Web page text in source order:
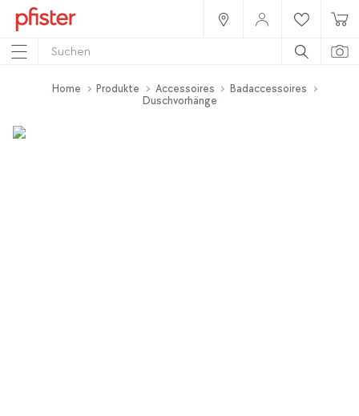
Home Produkte Accessoires
Badaccessoires
Duschvorhänge